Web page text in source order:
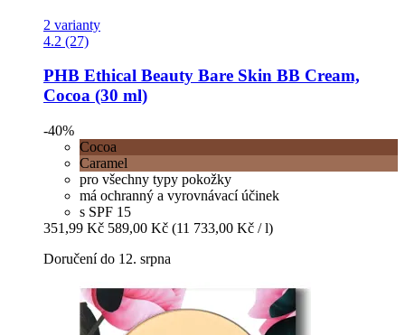
2 varianty
4.2 (27)
PHB Ethical Beauty Bare Skin BB Cream,
Cocoa (30 ml)
-40%
Cocoa
Caramel
pro všechny typy pokožky
má ochranný a vyrovnávací účinek
s SPF 15
351,99 Kč 589,00 Kč (11 733,00 Kč / l)
Doručení do 12. srpna